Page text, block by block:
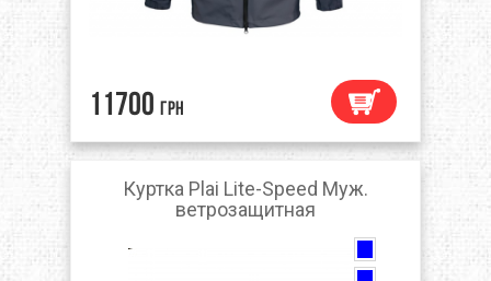
11700 грн
Куртка Plai Lite-Speed Муж.
ветрозащитная